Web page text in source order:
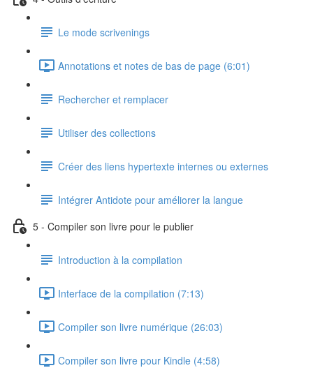
Le mode scrivenings
Annotations et notes de bas de page (6:01)
Rechercher et remplacer
Utiliser des collections
Créer des liens hypertexte internes ou externes
Intégrer Antidote pour améliorer la langue
5 - Compiler son livre pour le publier
Introduction à la compilation
Interface de la compilation (7:13)
Compiler son livre numérique (26:03)
Compiler son livre pour Kindle (4:58)